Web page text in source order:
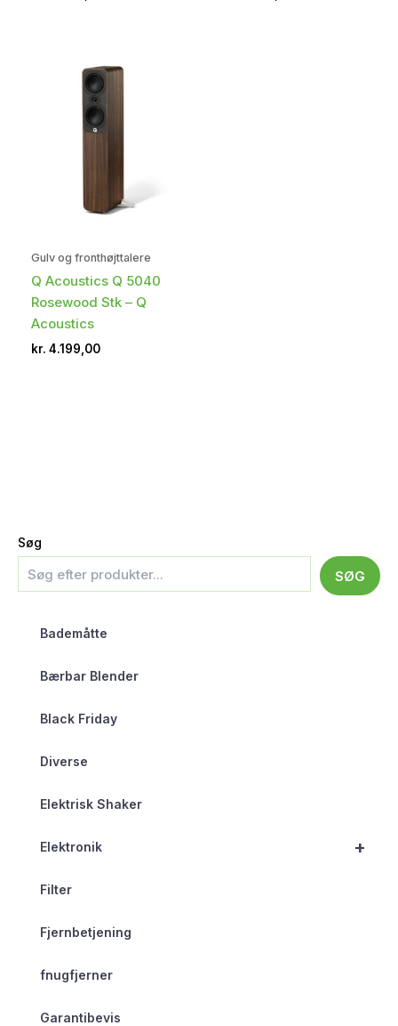
Søg
SØG
Bademåtte
Bærbar Blender
Black Friday
Diverse
Elektrisk Shaker
+
Elektronik
Filter
Fjernbetjening
fnugfjerner
Garantibevis
Gulv og fronthøjttalere
Q Acoustics Q 5040
Rosewood Stk – Q
Acoustics
kr. 4.199,00